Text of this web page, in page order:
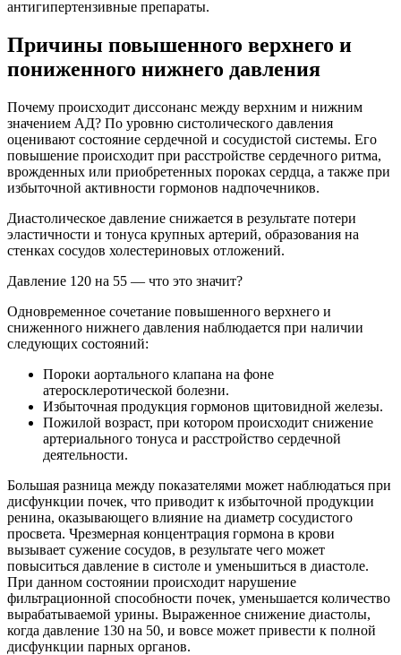
антигипертензивные препараты.
Причины повышенного верхнего и
пониженного нижнего давления
Почему происходит диссонанс между верхним и нижним
значением АД? По уровню систолического давления
оценивают состояние сердечной и сосудистой системы. Его
повышение происходит при расстройстве сердечного ритма,
врожденных или приобретенных пороках сердца, а также при
избыточной активности гормонов надпочечников.
Диастолическое давление снижается в результате потери
эластичности и тонуса крупных артерий, образования на
стенках сосудов холестериновых отложений.
Давление 120 на 55 — что это значит?
Одновременное сочетание повышенного верхнего и
сниженного нижнего давления наблюдается при наличии
следующих состояний:
Пороки аортального клапана на фоне
атеросклеротической болезни.
Избыточная продукция гормонов щитовидной железы.
Пожилой возраст, при котором происходит снижение
артериального тонуса и расстройство сердечной
деятельности.
Большая разница между показателями может наблюдаться при
дисфункции почек, что приводит к избыточной продукции
ренина, оказывающего влияние на диаметр сосудистого
просвета. Чрезмерная концентрация гормона в крови
вызывает сужение сосудов, в результате чего может
повыситься давление в систоле и уменьшиться в диастоле.
При данном состоянии происходит нарушение
фильтрационной способности почек, уменьшается количество
вырабатываемой урины. Выраженное снижение диастолы,
когда давление 130 на 50, и вовсе может привести к полной
дисфункции парных органов.